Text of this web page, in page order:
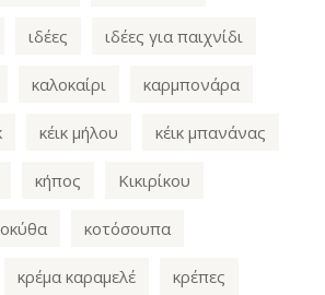
ιδέες ιδέες για παιχνίδι
καλοκαίρι καρμπονάρα
κέικ μήλου κέικ μπανάνας
κήπος Κικιρίκου
κοτόσουπα
κρέμα καραμελέ κρέπες